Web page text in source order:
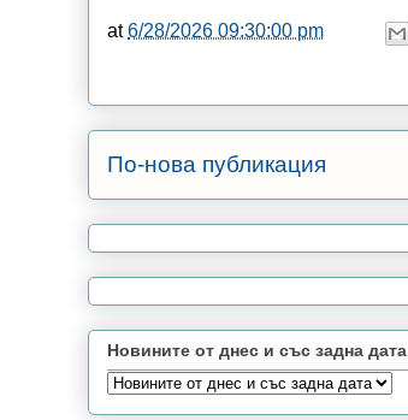
at6/28/2026 09:30:00 pm
По-нова публикация
Новините от днес и със задна дата